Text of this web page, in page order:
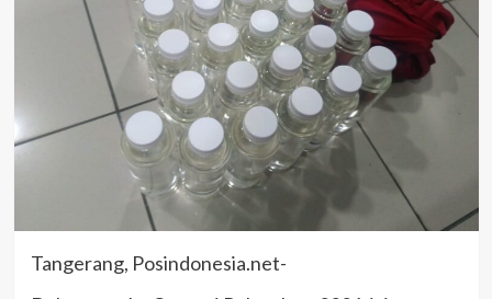
Tangerang, Posindonesia.net-